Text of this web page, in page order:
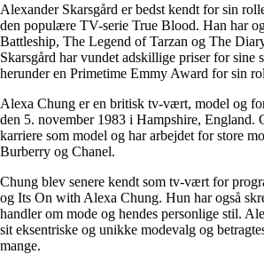
Alexander Skarsgård er bedst kendt for sin
den populære TV-serie True Blood. Han har
Battleship, The Legend of Tarzan og The
Skarsgård har vundet adskillige priser for sine
herunder en Primetime Emmy Award for sin
Alexa Chung er en britisk tv-vært, model og
den 5. november 1983 i Hampshire, England.
karriere som model og har arbejdet for store
Burberry og Chanel.
Chung blev senere kendt som tv-vært for
og Its On with Alexa Chung. Hun har også
handler om mode og hendes personlige stil.
sit eksentriske og unikke modevalg og
mange.